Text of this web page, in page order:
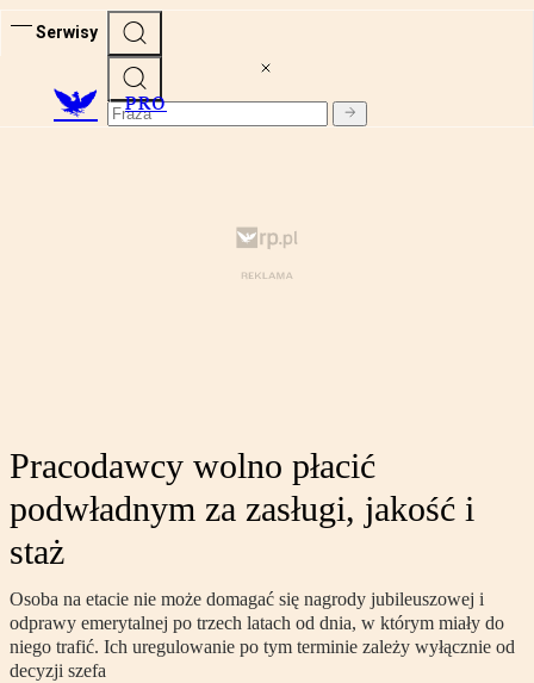
Serwisy
PRO
Pracodawcy wolno płacić
podwładnym za zasługi, jakość i
staż
Osoba na etacie nie może domagać się nagrody jubileuszowej i
odprawy emerytalnej po trzech latach od dnia, w którym miały do
niego trafić. Ich uregulowanie po tym terminie zależy wyłącznie od
decyzji szefa